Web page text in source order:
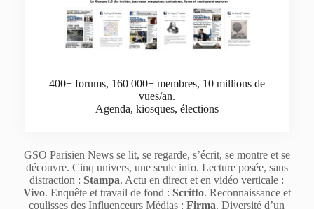
400+ forums, 160 000+ membres, 10 millions de
vues/an.
Agenda, kiosques, élections
GSO Parisien News se lit, se regarde, s’écrit, se montre et se
découvre. Cinq univers, une seule info. Lecture posée, sans
distraction : Stampa. Actu en direct et en vidéo verticale :
Vivo. Enquête et travail de fond : Scritto. Reconnaissance et
coulisses des Influenceurs Médias :Firma. Diversité d’un